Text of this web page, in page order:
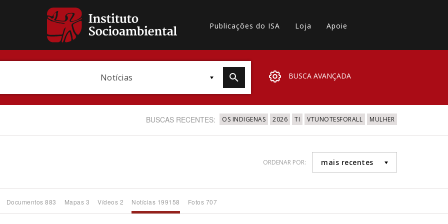
Publicações do ISA Loja Apoie
Notícias BUSCA AVANÇADA
BUSCAS RECENTES: OS INDIGENAS 2026 TI VTUNOTESFORALL MULHER
ORDENAR POR: mais recentes
Documentos 883 Mapas 3 Vídeos 2 Notícias 199158 Fotos 707